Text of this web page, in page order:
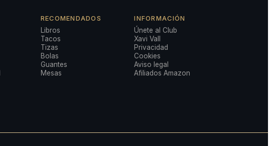
RECOMENDADOS
Libros
Tacos
Tizas
Bolas
Guantes
Mesas
INFORMACIÓN
Únete al Club
Xavi Vall
Privacidad
Cookies
Aviso legal
Afiliados Amazon